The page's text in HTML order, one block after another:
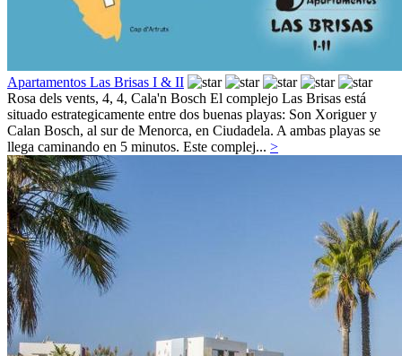
Apartamentos Las Brisas I & II
Rosa dels vents, 4, 4, Cala'n Bosch El complejo Las Brisas está
situado estrategicamente entre dos buenas playas: Son Xoriguer y
Calan Bosch, al sur de Menorca, en Ciudadela. A ambas playas se
llega caminando en 5 minutos. Este complej... >